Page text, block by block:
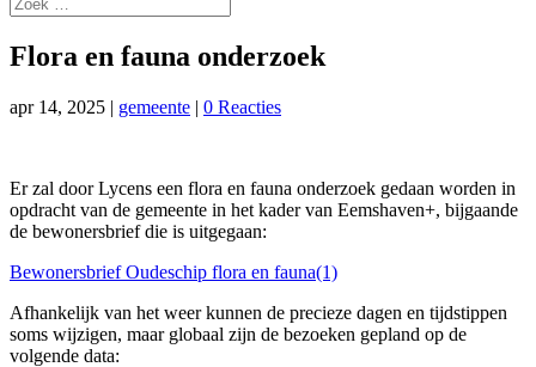
Flora en fauna onderzoek
apr 14, 2025 | gemeente | 0 Reacties
Er zal door Lycens een flora en fauna onderzoek gedaan worden in
opdracht van de gemeente in het kader van Eemshaven+, bijgaande
de bewonersbrief die is uitgegaan:
Bewonersbrief Oudeschip flora en fauna(1)
Afhankelijk van het weer kunnen de precieze dagen en tijdstippen
soms wijzigen, maar globaal zijn de bezoeken gepland op de
volgende data: